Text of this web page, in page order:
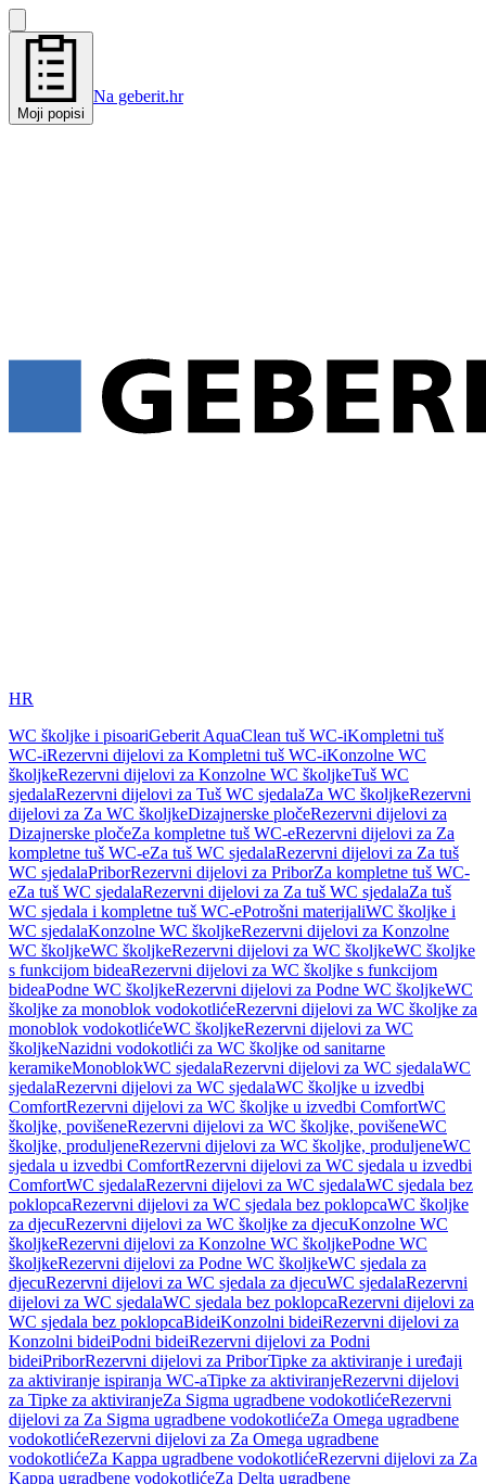
Moji popisi
Na geberit.hr
HR
WC školjke i pisoariGeberit AquaClean tuš WC-iKompletni tuš
WC-iRezervni dijelovi za Kompletni tuš WC-iKonzolne WC
školjkeRezervni dijelovi za Konzolne WC školjkeTuš WC
sjedalaRezervni dijelovi za Tuš WC sjedalaZa WC školjkeRezervni
dijelovi za Za WC školjkeDizajnerske pločeRezervni dijelovi za
Dizajnerske pločeZa kompletne tuš WC-eRezervni dijelovi za Za
kompletne tuš WC-eZa tuš WC sjedalaRezervni dijelovi za Za tuš
WC sjedalaPriborRezervni dijelovi za PriborZa kompletne tuš WC-
eZa tuš WC sjedalaRezervni dijelovi za Za tuš WC sjedalaZa tuš
WC sjedala i kompletne tuš WC-ePotrošni materijaliWC školjke i
WC sjedalaKonzolne WC školjkeRezervni dijelovi za Konzolne
WC školjkeWC školjkeRezervni dijelovi za WC školjkeWC školjke
s funkcijom bideaRezervni dijelovi za WC školjke s funkcijom
bideaPodne WC školjkeRezervni dijelovi za Podne WC školjkeWC
školjke za monoblok vodokotlićeRezervni dijelovi za WC školjke za
monoblok vodokotlićeWC školjkeRezervni dijelovi za WC
školjkeNazidni vodokotlići za WC školjke od sanitarne
keramikeMonoblokWC sjedalaRezervni dijelovi za WC sjedalaWC
sjedalaRezervni dijelovi za WC sjedalaWC školjke u izvedbi
ComfortRezervni dijelovi za WC školjke u izvedbi ComfortWC
školjke, povišeneRezervni dijelovi za WC školjke, povišeneWC
školjke, produljeneRezervni dijelovi za WC školjke, produljeneWC
sjedala u izvedbi ComfortRezervni dijelovi za WC sjedala u izvedbi
ComfortWC sjedalaRezervni dijelovi za WC sjedalaWC sjedala bez
poklopcaRezervni dijelovi za WC sjedala bez poklopcaWC školjke
za djecuRezervni dijelovi za WC školjke za djecuKonzolne WC
školjkeRezervni dijelovi za Konzolne WC školjkePodne WC
školjkeRezervni dijelovi za Podne WC školjkeWC sjedala za
djecuRezervni dijelovi za WC sjedala za djecuWC sjedalaRezervni
dijelovi za WC sjedalaWC sjedala bez poklopcaRezervni dijelovi za
WC sjedala bez poklopcaBideiKonzolni bideiRezervni dijelovi za
Konzolni bideiPodni bideiRezervni dijelovi za Podni
bideiPriborRezervni dijelovi za PriborTipke za aktiviranje i uređaji
za aktiviranje ispiranja WC-aTipke za aktiviranjeRezervni dijelovi
za Tipke za aktiviranjeZa Sigma ugradbene vodokotlićeRezervni
dijelovi za Za Sigma ugradbene vodokotlićeZa Omega ugradbene
vodokotlićeRezervni dijelovi za Za Omega ugradbene
vodokotlićeZa Kappa ugradbene vodokotlićeRezervni dijelovi za Za
Kappa ugradbene vodokotlićeZa Delta ugradbene